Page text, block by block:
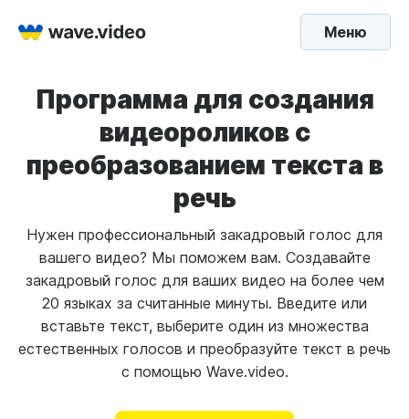
Меню
Программа для создания
видеороликов с
преобразованием текста в
речь
Нужен профессиональный закадровый голос для
вашего видео? Мы поможем вам. Создавайте
закадровый голос для ваших видео на более чем
20 языках за считанные минуты. Введите или
вставьте текст, выберите один из множества
естественных голосов и преобразуйте текст в речь
с помощью Wave.video.